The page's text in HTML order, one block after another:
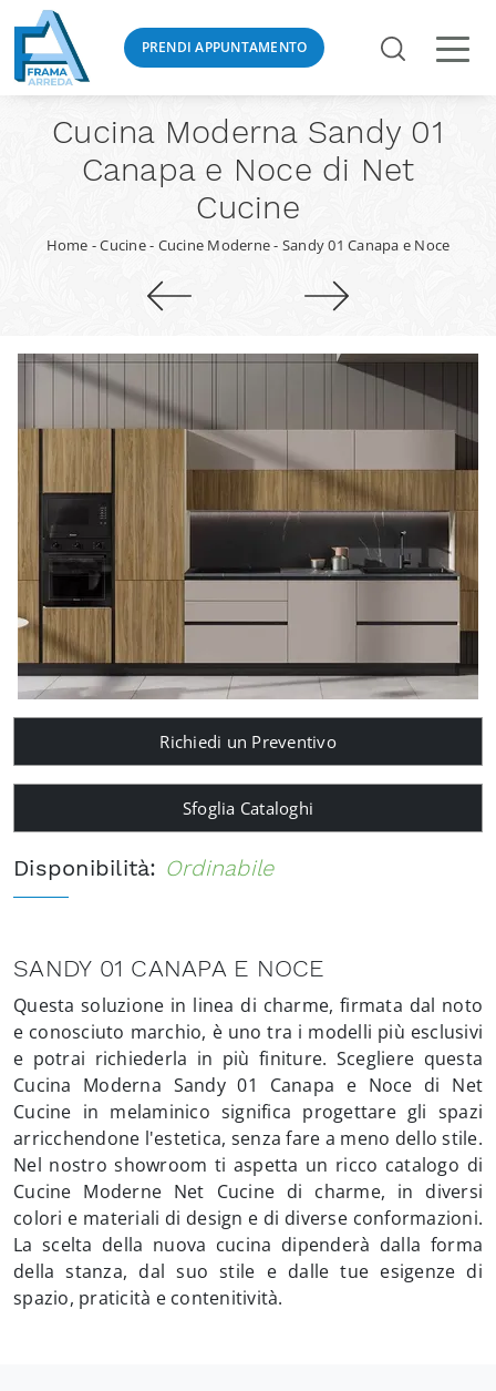
PRENDI APPUNTAMENTO
Cucina Moderna Sandy 01
Canapa e Noce di Net
Cucine
Home -Cucine- Cucine Moderne- Sandy 01 Canapa e Noce
Richiedi un Preventivo
Sfoglia Cataloghi
Disponibilità: Ordinabile
SANDY 01 CANAPA E NOCE
Questa soluzione in linea di charme, firmata dal noto
e conosciuto marchio, è uno tra i modelli più esclusivi
e potrai richiederla in più finiture. Scegliere questa
Cucina Moderna Sandy 01 Canapa e Noce di Net
Cucine in melaminico significa progettare gli spazi
arricchendone l'estetica, senza fare a meno dello stile.
Nel nostro showroom ti aspetta un ricco catalogo di
Cucine Moderne Net Cucine di charme, in diversi
colori e materiali di design e di diverse conformazioni.
La scelta della nuova cucina dipenderà dalla forma
della stanza, dal suo stile e dalle tue esigenze di
spazio, praticità e contenitività.